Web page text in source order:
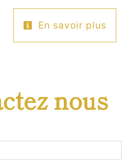
En savoir plus
nous